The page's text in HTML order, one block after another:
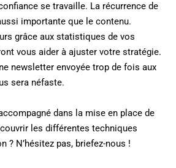
se travaille. La récurrence de
importante que le contenu.
grâce aux statistiques de vos
vous aider à ajuster votre stratégie.
newsletter envoyée trop de fois aux
sera néfaste.
dans la mise en place de
les différentes techniques
? N’hésitez pas, briefez-nous !